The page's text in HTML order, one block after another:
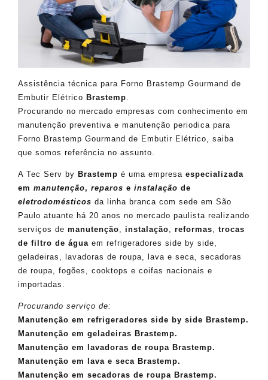
Assistência técnica para Forno Brastemp Gourmand de
Embutir Elétrico Brastemp
Procurando no mercado empresas com conhecimento em
manutenção preventiva e manutenção periodica para
Forno Brastemp Gourmand de Embutir Elétrico, saiba
que somos referência no assunto.
A Tec Serv by Brastemp é uma empresa especializada
em manutenção, reparos e instalação de
eletrodomésticos da linha branca com sede em São
Paulo atuante há 20 anos no mercado paulista realizando
serviços de manutenção instalação reformas
trocas
de filtro de água em refrigeradores side by side,
geladeiras, lavadoras de roupa, lava e seca, secadoras
de roupa, fogões, cooktops e coifas nacionais e
importadas.
Procurando serviço de:
Manutenção em refrigeradores side by side Brastemp.
Manutenção em geladeiras Brastemp.
Manutenção em lavadoras de roupa Brastemp.
Manutenção em lava e seca Brastemp.
Manutenção em secadoras de roupa Brastemp.